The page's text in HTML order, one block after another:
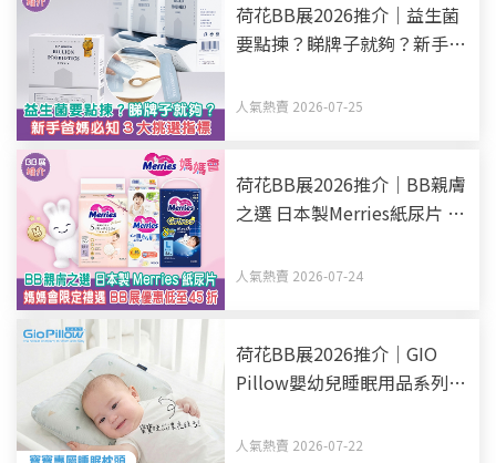
荷花BB展2026推介｜益生菌
要點揀？睇牌子就夠？新手爸
人氣熱賣 2026-07-25
荷花BB展2026推介｜BB親膚
之選 日本製Merries紙尿片 媽
45折
人氣熱賣 2026-07-24
荷花BB展2026推介｜GIO
Pillow嬰幼兒睡眠用品系列
呵護BB睡眠
人氣熱賣 2026-07-22